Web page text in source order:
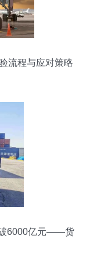
流程与应对策略
破6000亿元——货